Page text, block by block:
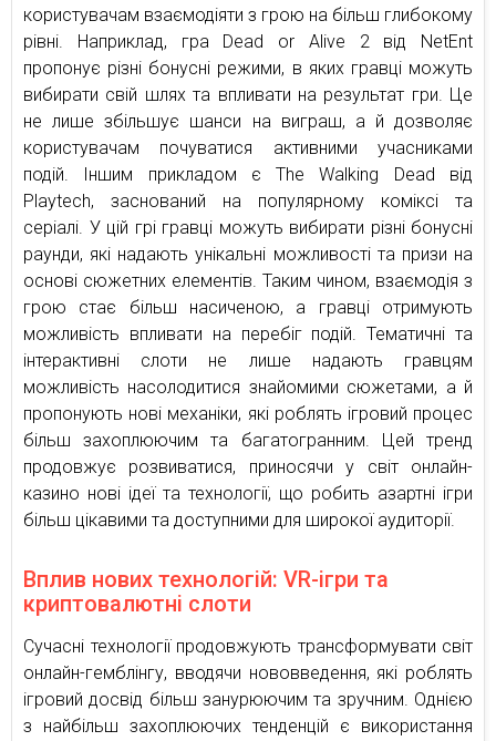
користувачам взаємодіяти з грою на більш глибокому
рівні. Наприклад, гра Dead or Alive 2 від NetEnt
пропонує різні бонусні режими, в яких гравці можуть
вибирати свій шлях та впливати на результат гри. Це
не лише збільшує шанси на виграш, а й дозволяє
користувачам почуватися активними учасниками
подій. Іншим прикладом є The Walking Dead від
Playtech, заснований на популярному коміксі та
серіалі. У цій грі гравці можуть вибирати різні бонусні
раунди, які надають унікальні можливості та призи на
основі сюжетних елементів. Таким чином, взаємодія з
грою стає більш насиченою, а гравці отримують
можливість впливати на перебіг подій. Тематичні та
інтерактивні слоти не лише надають гравцям
можливість насолодитися знайомими сюжетами, а й
пропонують нові механіки, які роблять ігровий процес
більш захоплюючим та багатогранним. Цей тренд
продовжує розвиватися, приносячи у світ онлайн-
казино нові ідеї та технології, що робить азартні ігри
більш цікавими та доступними для широкої аудиторії.
Вплив нових технологій: VR-ігри та
криптовалютні слоти
Сучасні технології продовжують трансформувати світ
онлайн-гемблінгу, вводячи нововведення, які роблять
ігровий досвід більш занурюючим та зручним. Однією
з найбільш захоплюючих тенденцій є використання